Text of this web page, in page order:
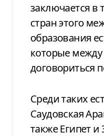
заключается в
стран этого
образования
которые между
договориться
Среди таких
Саудовская
также Египет